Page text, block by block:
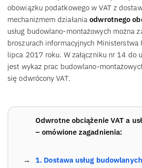
obowiązku podatkowego w VAT z
mechanizmem działaniaodwrotnego
usług budowlano-montażowych można
broszurach informacyjnych Ministerstwa
lipca 2017 roku. W załączniku nr 14 do
jest wykaz prac budowlano-
się odwrócony VAT.
Odwrotne obciążenie VAT a
– omówione zagadnienia:
1. Dostawa usług